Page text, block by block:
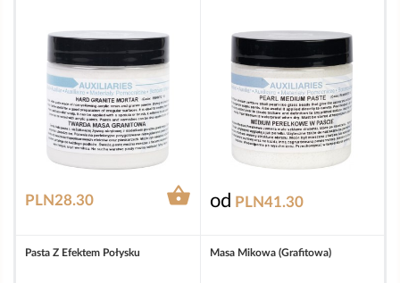
PLN28.30  od PLN41.30
Pasta Z Efektem Połysku Masa Mikowa (grafitowa)